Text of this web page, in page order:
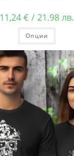
11,24 € / 21.98 лв.
Опции